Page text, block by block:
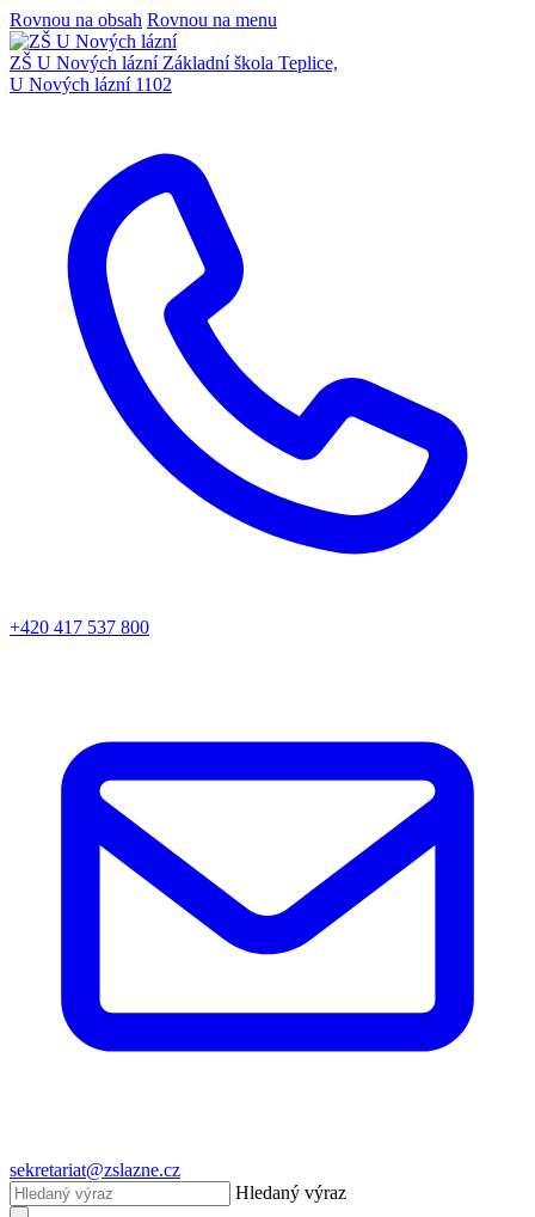
Rovnou na obsah Rovnou na menu
ZŠ U Nových lázní Základní škola Teplice,
U Nových lázní 1102
+420 417 537 800
sekretariat@zslazne.cz
Hledaný výraz